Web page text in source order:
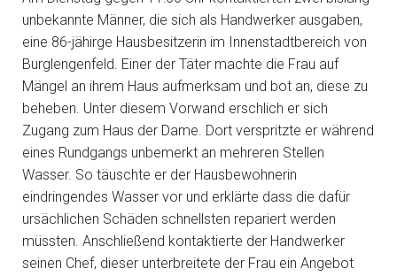
unbekannte Männer, die sich als Handwerker ausgaben,
eine 86-jähirge Hausbesitzerin im Innenstadtbereich von
Burglengenfeld. Einer der Täter machte die Frau auf
Mängel an ihrem Haus aufmerksam und bot an, diese zu
beheben. Unter diesem Vorwand erschlich er sich
Zugang zum Haus der Dame. Dort verspritzte er während
eines Rundgangs unbemerkt an mehreren Stellen
Wasser. So täuschte er der Hausbewohnerin
eindringendes Wasser vor und erklärte dass die dafür
ursächlichen Schäden schnellsten repariert werden
müssten. Anschließend kontaktierte der Handwerker
seinen Chef, dieser unterbreitete der Frau ein Angebot